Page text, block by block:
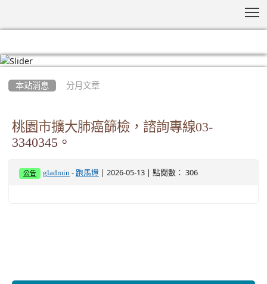
本站消息 分月文章
桃園市擴大肺癌篩檢，諮詢專線03-
3340345。
公告 gladmin - 跑馬燈 | 2026-05-13 | 點閱數： 306